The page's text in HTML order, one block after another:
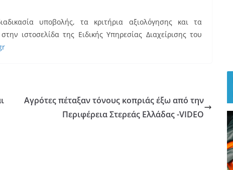
υποβολής, τα κριτήρια αξιολόγησης και τα
ιστοσελίδα της Ειδικής Υπηρεσίας Διαχείρισης του
Αγρότες πέταξαν τόνους κοπριάς έξω από την
Περιφέρεια Στερεάς Ελλάδας -VIDEO